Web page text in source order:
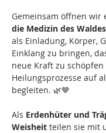
Gemeinsam öffnen wir
die Medizin des
als Einladung, Körper,
Einklang zu bringen,
neue Kraft zu schöpfen
Heilungsprozesse auf
begleiten. 🌿🤎
Als Erdenhüter und
Weisheit teilen sie mit